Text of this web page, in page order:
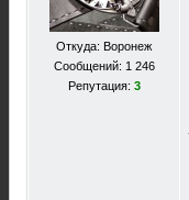
Откуда: Воронеж
Сообщений: 1 246
Репутация: 3